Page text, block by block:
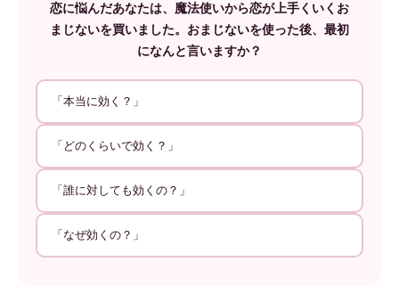
恋に悩んだあなたは、魔法使いから恋が上手くいくお
まじないを買いました。おまじないを使った後、最初
になんと言いますか？
「本当に効く？」
「どのくらいで効く？」
「誰に対しても効くの？」
「なぜ効くの？」